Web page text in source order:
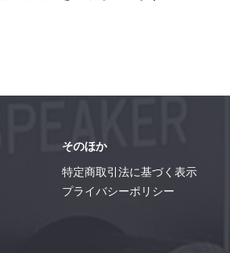
そのほか
特定商取引法に基づく表示
プライバシーポリシー